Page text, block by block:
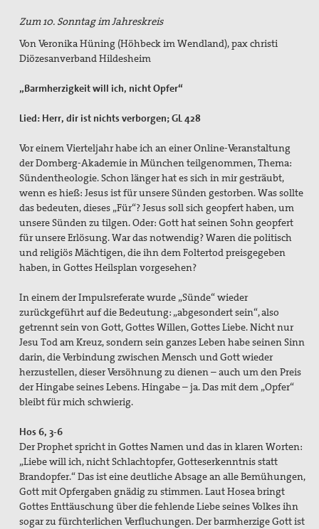
Zum 10. Sonntag im Jahreskreis
Von Veronika Hüning (Höhbeck im Wendland), pax christi
Diözesanverband Hildesheim
„Barmherzigkeit will ich, nicht Opfer“
Lied: Herr, dir ist nichts verborgen; GL 428
Vor einem Vierteljahr habe ich an einer Online-Veranstaltung
der Domberg-Akademie in München teilgenommen, Thema:
Sündentheologie. Schon länger hat es sich in mir gesträubt,
wenn es hieß: Jesus ist für unsere Sünden gestorben. Was sollte
das bedeuten, dieses „Für“? Jesus soll sich geopfert haben, um
unsere Sünden zu tilgen. Oder: Gott hat seinen Sohn geopfert
für unsere Erlösung. War das notwendig? Waren die politisch
und religiös Mächtigen, die ihn dem Foltertod preisgegeben
haben, in Gottes Heilsplan vorgesehen?
In einem der Impulsreferate wurde „Sünde“ wieder
zurückgeführt auf die Bedeutung: „abgesondert sein“, also
getrennt sein von Gott, Gottes Willen, Gottes Liebe. Nicht nur
Jesu Tod am Kreuz, sondern sein ganzes Leben habe seinen Sinn
darin, die Verbindung zwischen Mensch und Gott wieder
herzustellen, dieser Versöhnung zu dienen – auch um den Preis
der Hingabe seines Lebens. Hingabe – ja. Das mit dem „Opfer“
bleibt für mich schwierig.
Hos 6, 3-6
Der Prophet spricht in Gottes Namen und das in klaren Worten:
„Liebe will ich, nicht Schlachtopfer, Gotteserkenntnis statt
Brandopfer.“ Das ist eine deutliche Absage an alle Bemühungen,
Gott mit Opfergaben gnädig zu stimmen. Laut Hosea bringt
Gottes Enttäuschung über die fehlende Liebe seines Volkes ihn
sogar zu fürchterlichen Verfluchungen. Der barmherzige Gott ist